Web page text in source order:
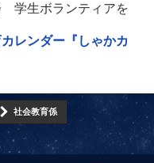
学生ボランティアを
レンダー『しゃかカ
社会教育係